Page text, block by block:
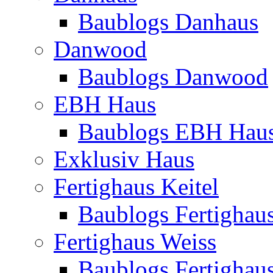
Baublogs Danhaus
Danwood
Baublogs Danwood
EBH Haus
Baublogs EBH
Exklusiv Haus
Fertighaus Keitel
Baublogs
Fertighaus Weiss